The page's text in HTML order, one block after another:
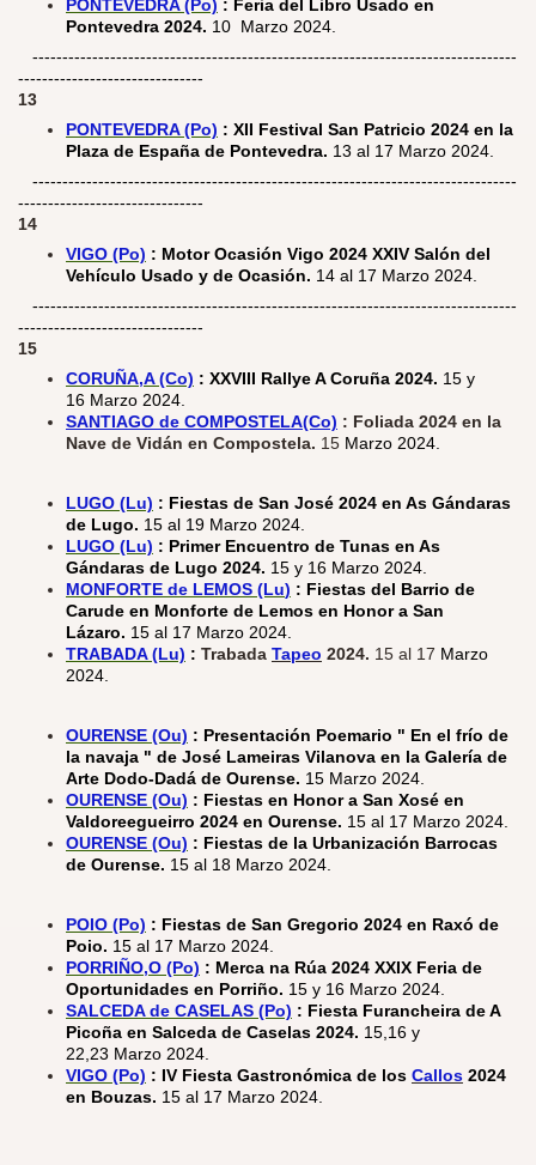
PONTEVEDRA (Po) : Feria del Libro Usado en
Pontevedra 2024. 10 Marzo 2024.
---------------------------------------------------------------------------------
-------------------------------
13
PONTEVEDRA (Po) : XII Festival San Patricio 2024 en la
Plaza de España de Pontevedra. 13 al 17 Marzo 2024.
---------------------------------------------------------------------------------
-------------------------------
14
VIGO (Po) : Motor Ocasión Vigo 2024 XXIV Salón del
Vehículo Usado y de Ocasión. 14 al 17 Marzo 2024.
---------------------------------------------------------------------------------
-------------------------------
15
CORUÑA,A (Co) : XXVIII Rallye A Coruña 2024. 15 y
16 Marzo 2024.
SANTIAGO de COMPOSTELA(Co) : Foliada 2024 en la
Nave de Vidán en Compostela. 15 Marzo 2024.
LUGO (Lu) : Fiestas de San José 2024 en As Gándaras
de Lugo. 15 al 19 Marzo 2024.
LUGO (Lu) : Primer Encuentro de Tunas en As
Gándaras de Lugo 2024. 15 y 16 Marzo 2024.
MONFORTE de LEMOS (Lu) : Fiestas del Barrio de
Carude en Monforte de Lemos en Honor a San
Lázaro. 15 al 17 Marzo 2024.
TRABADA (Lu) : Trabada Tapeo 2024. 15 al 17 Marzo
2024.
OURENSE (Ou) : Presentación Poemario " En el frío de
la navaja " de José Lameiras Vilanova en la Galería de
Arte Dodo-Dadá de Ourense. 15 Marzo 2024.
OURENSE (Ou) : Fiestas en Honor a San Xosé en
Valdoreegueirro 2024 en Ourense. 15 al 17 Marzo 2024.
OURENSE (Ou) : Fiestas de la Urbanización Barrocas
de Ourense. 15 al 18 Marzo 2024.
POIO (Po) : Fiestas de San Gregorio 2024 en Raxó de
Poio. 15 al 17 Marzo 2024.
PORRIÑO,O (Po) : Merca na Rúa 2024 XXIX Feria de
Oportunidades en Porriño. 15 y 16 Marzo 2024.
SALCEDA de CASELAS (Po) : Fiesta Furancheira de A
Picoña en Salceda de Caselas 2024. 15,16 y
22,23 Marzo 2024.
VIGO (Po) : IV Fiesta Gastronómica de los Callos 2024
en Bouzas. 15 al 17 Marzo 2024.